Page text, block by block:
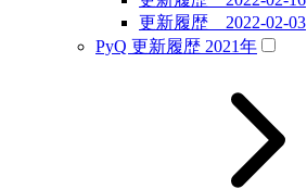
更新履歴 2022-02-03
PyQ 更新履歴 2021年